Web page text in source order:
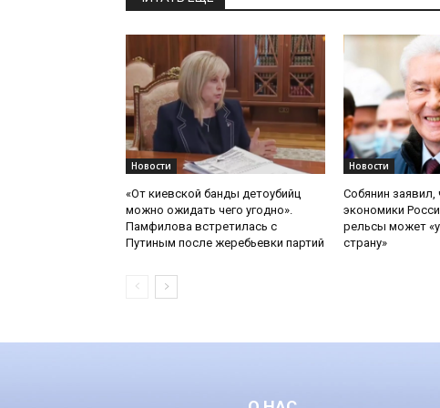
Новости
«От киевской банды детоубийц
можно ожидать чего угодно».
Памфилова встретилась с
Путиным после жеребьевки партий
Новости
Собянин заявил,
экономики
рельсы может
страну»